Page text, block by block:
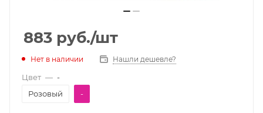
883 руб./шт
Нет в наличии Нашли дешевле?
Цвет — -
Розовый
-